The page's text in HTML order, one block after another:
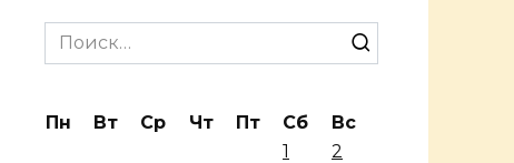
Search
for:
Пн Вт Ср Чт Пт Сб
Вс
1
2